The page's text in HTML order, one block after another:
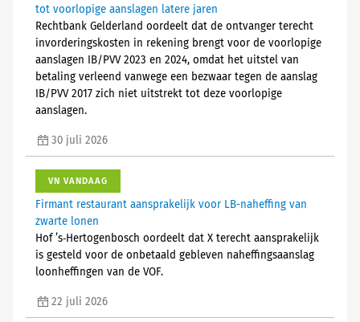
tot voorlopige aanslagen latere jaren
Rechtbank Gelderland oordeelt dat de ontvanger terecht
invorderingskosten in rekening brengt voor de voorlopige
aanslagen IB/PVV 2023 en 2024, omdat het uitstel van
betaling verleend vanwege een bezwaar tegen de aanslag
IB/PVV 2017 zich niet uitstrekt tot deze voorlopige
aanslagen.
30 juli 2026
VN VANDAAG
Firmant restaurant aansprakelijk voor LB-naheffing van
zwarte lonen
Hof ’s‑Hertogenbosch oordeelt dat X terecht aansprakelijk
is gesteld voor de onbetaald gebleven naheffingsaanslag
loonheffingen van de VOF.
22 juli 2026